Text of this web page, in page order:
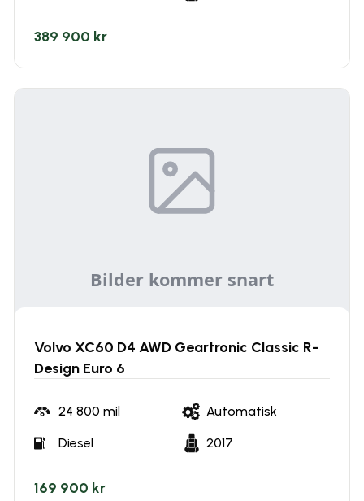
389 900 kr
Volvo XC60 D4 AWD Geartronic Classic R-
Design Euro 6
24 800 mil Automatisk
Diesel 2017
169 900 kr